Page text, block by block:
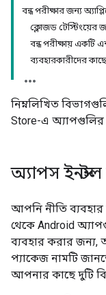
বন্ধ পরীক্ষার জন্য
ক্লোজড টেস্টিংয়ের
বন্ধ পরীক্ষায় একটি
ব্যবহারকারীদের
নিম্নলিখিত
Store-এ অ্যাপগুলির
অ্যাপস
আপনি নীতি
থেকে Android
ব্যবহার করার জন্য,
প্যাকেজ নামটি
আপনার কাছে দুটি